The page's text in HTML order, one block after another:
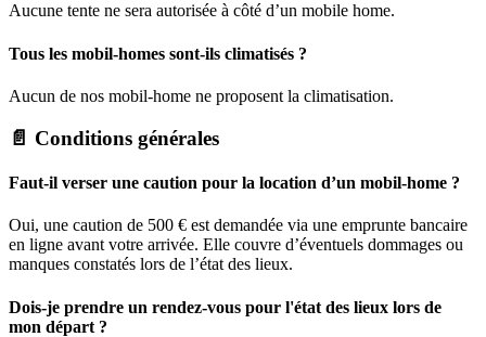
Aucune tente ne sera autorisée à côté d’un mobile home.
Tous les mobil-homes sont-ils climatisés ?
Aucun de nos mobil-home ne proposent la climatisation.
📄 Conditions générales
Faut-il verser une caution pour la location d’un mobil-home ?
Oui, une caution de 500 € est demandée via une emprunte bancaire
en ligne avant votre arrivée. Elle couvre d’éventuels dommages ou
manques constatés lors de l’état des lieux.
Dois-je prendre un rendez-vous pour l'état des lieux lors de
mon départ ?